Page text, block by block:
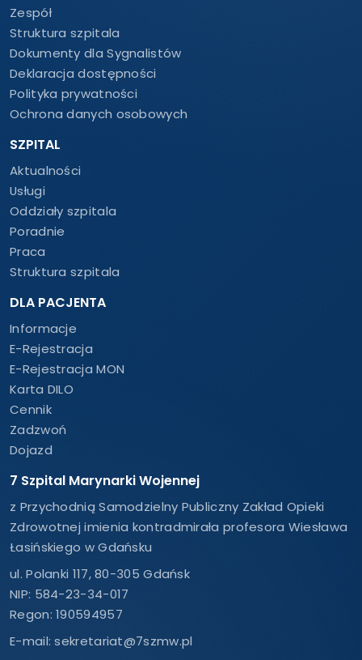
Zespół
Struktura szpitala
Dokumenty dla Sygnalistów
Deklaracja dostępności
Polityka prywatności
Ochrona danych osobowych
SZPITAL
Aktualności
Usługi
Oddziały szpitala
Poradnie
Praca
Struktura szpitala
DLA PACJENTA
Informacje
E-Rejestracja
E-Rejestracja MON
Karta DILO
Cennik
Zadzwoń
Dojazd
7 Szpital Marynarki Wojennej
z Przychodnią Samodzielny Publiczny Zakład Opieki
Zdrowotnej imienia kontradmirała profesora Wiesława
Łasińskiego w Gdańsku
ul. Polanki 117, 80-305 Gdańsk
NIP: 584-23-34-017
Regon: 190594957
E-mail:sekretariat@7szmw.pl